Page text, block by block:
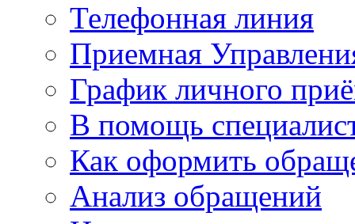
Телефонная линия
Приемная
График личного
В помощь
Как оформить
Анализ обращений